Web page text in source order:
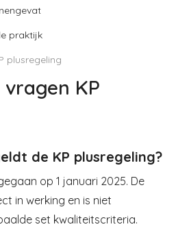
praktijk
plusregeling
KP
de KP plusregeling?
op 1 januari 2025. De
in werking en is niet
set kwaliteitscriteria.